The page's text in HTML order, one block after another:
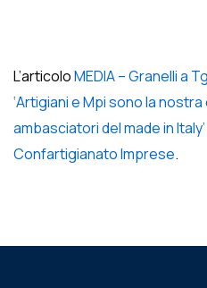
L’articoloMEDIA – Granelli a
‘Artigiani e Mpi sono la
ambasciatori del made in Italy’
Confartigianato Imprese.